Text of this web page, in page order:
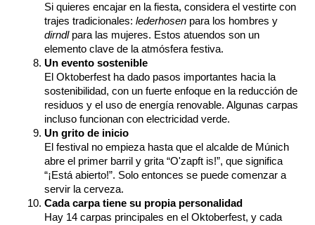
Si quieres encajar en la fiesta, considera el vestirte con
trajes tradicionales: lederhosen
dirndl para las mujeres. Estos atuendos son un
elemento clave de la atmósfera festiva.
Un evento sostenible
El Oktoberfest ha dado pasos importantes hacia la
sostenibilidad, con un fuerte enfoque en la reducción de
residuos y el uso de energía renovable. Algunas carpas
incluso funcionan con electricidad verde.
Un grito de inicio
El festival no empieza hasta que el alcalde de Múnich
abre el primer barril y grita “O'zapft is!”, que significa
“¡Está abierto!”. Solo entonces se puede comenzar a
servir la cerveza.
Cada carpa tiene su propia personalidad
Hay 14 carpas principales en el Oktoberfest, y cada